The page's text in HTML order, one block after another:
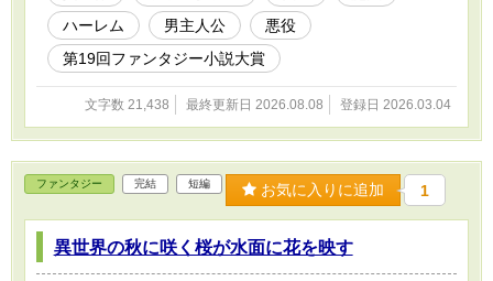
ハーレム
男主人公
悪役
第19回ファンタジー小説大賞
文字数 21,438 最終更新日 2026.08.08 登録日 2026.03.04
ファンタジー 完結 短編 お気に入りに追加 1
異世界の秋に咲く桜が水面に花を映す